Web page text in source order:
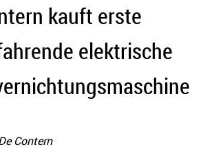
kauft erste
elektrische
Contern